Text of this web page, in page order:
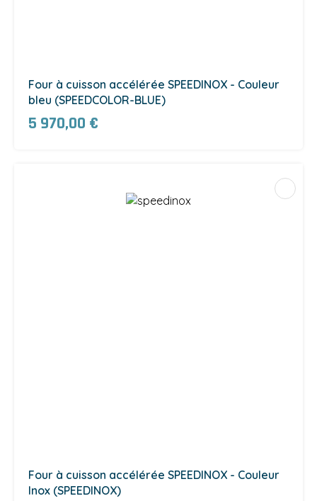
Four à cuisson accélérée SPEEDINOX - Couleur
bleu (SPEEDCOLOR-BLUE)
5 970,00 €
Four à cuisson accélérée SPEEDINOX - Couleur
Inox (SPEEDINOX)